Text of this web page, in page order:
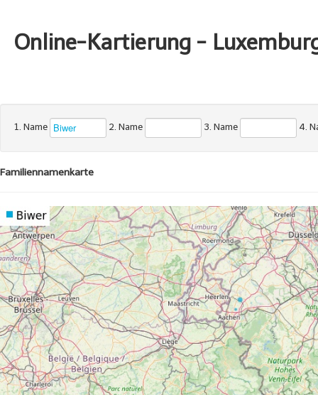
Online-Kartierung -
1. Name 2. Name 3. Name 4.
Familiennamenkarte